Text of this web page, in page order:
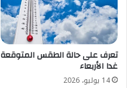
تعرف على حالة الطقس المتوقعة
غدا الأربعاء
14 يوليو، 2026